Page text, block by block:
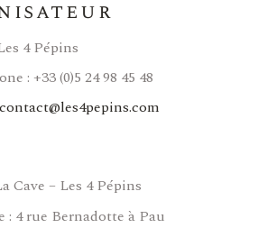
Cave – Les 4 Pépins
: 4 rue Bernadotte à Pau
4 Pépins
: +33 (0)5 24 98 45 48
contact@les4pepins.com